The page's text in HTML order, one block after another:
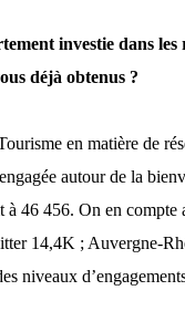
investie dans
déjà obtenus ?
en matière de
autour de la
à 46 456. On en
14,4K ; Auvergne-
niveaux